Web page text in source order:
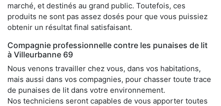
marché, et destinés au grand public. Toutefois, ces
produits ne sont pas assez dosés pour que vous puissiez
obtenir un résultat final satisfaisant.
Compagnie professionnelle contre les punaises de lit
à Villeurbanne 69
Nous venons travailler chez vous, dans vos habitations,
mais aussi dans vos compagnies, pour chasser toute trace
de punaises de lit dans votre environnement.
Nos techniciens seront capables de vous apporter toutes